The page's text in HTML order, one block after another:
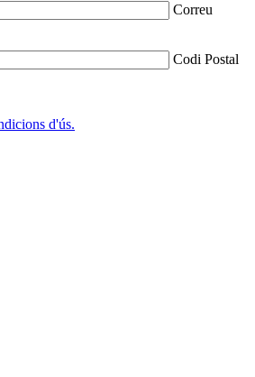
Correu
Codi Postal
d'ús.